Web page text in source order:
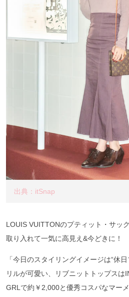
出典：itSnap
LOUIS VUITTONのプティット・サッ
取り入れて一気に高見え&今どきに！
「今日のスタイリングイメージは“
リルが可愛い、リブニットトップスは
GRLで約￥2,000と優秀コスパなマー